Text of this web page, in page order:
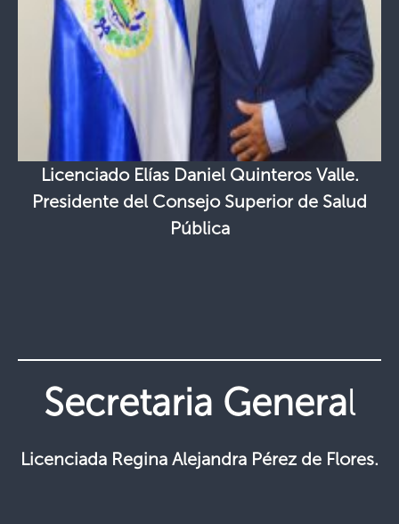
Licenciado Elías Daniel Quinteros Valle.
Presidente del Consejo Superior de Salud
Pública
Secretaria General
Licenciada Regina Alejandra Pérez de Flores.